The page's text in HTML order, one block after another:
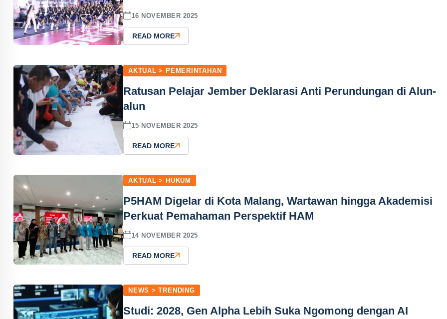
16 NOVEMBER 2025
READ MORE
AKTUAL > PEMERINTAHAN
Ratusan Pelajar Jember Deklarasi Anti Perundungan di Alun-
alun
15 NOVEMBER 2025
READ MORE
AKTUAL > HUKUM
P5HAM Digelar di Kota Malang, Wartawan hingga Akademisi
Perkuat Pemahaman Perspektif HAM
14 NOVEMBER 2025
READ MORE
NEWS > TRENDING
Studi: 2028, Gen Alpha Lebih Suka Ngomong dengan AI